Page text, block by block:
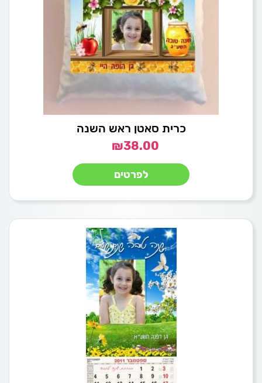
כרית סאטן ראש השנה
₪38.00
לפרטים